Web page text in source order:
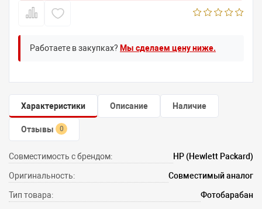
Работаете в закупках? Мы сделаем цену ниже.
Характеристики Описание Наличие
Отзывы 0
Совместимость с брендом: HP (Hewlett Packard)
Оригинальность: Совместимый аналог
Тип товара: Фотобарабан